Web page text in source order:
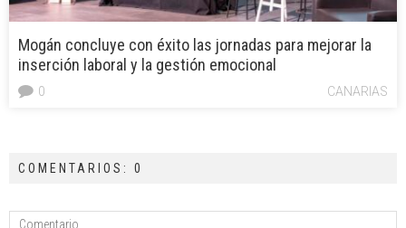
Mogán concluye con éxito las jornadas para mejorar la
inserción laboral y la gestión emocional
CANARIAS
0
COMENTARIOS: 0